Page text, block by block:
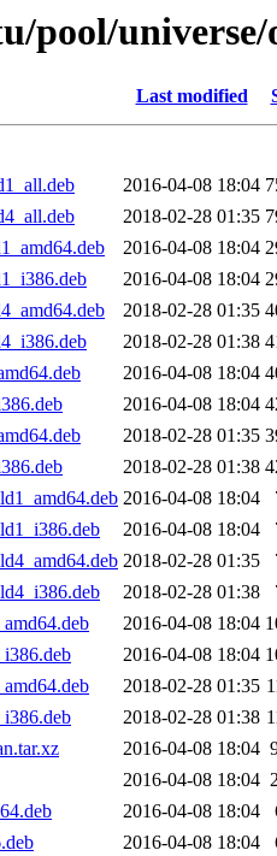
pool/
Last modified
2016-04-08 18:04
2018-02-28 01:35
2016-04-08 18:04
2016-04-08 18:04
2018-02-28 01:35
2018-02-28 01:38
2016-04-08 18:04
2016-04-08 18:04
2018-02-28 01:35
2018-02-28 01:38
2016-04-08 18:04
2016-04-08 18:04
2018-02-28 01:35
2018-02-28 01:38
2016-04-08 18:04
2016-04-08 18:04
2018-02-28 01:35
2018-02-28 01:38
2016-04-08 18:04
2016-04-08 18:04
2016-04-08 18:04
2016-04-08 18:04